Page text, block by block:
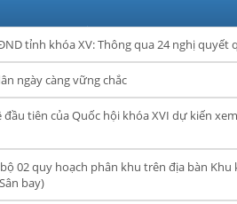
tỉnh khóa XV: Thông qua 24 nghị quyết
ngày càng vững chắc
tiên của Quốc hội khóa XVI dự kiến
02 quy hoạch phân khu trên địa bàn
bay)